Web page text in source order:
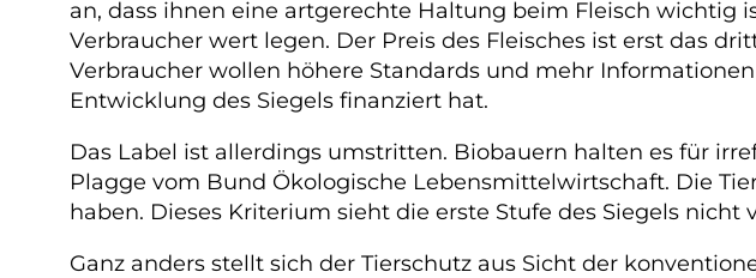
an, dass ihnen eine artgerechte Haltung beim Fleisch wichtig
Verbraucher wert legen. Der Preis des Fleisches ist erst das
Verbraucher wollen höhere Standards und mehr
Entwicklung des Siegels finanziert hat.
Das Label ist allerdings umstritten. Biobauern halten es für
Plagge vom Bund Ökologische Lebensmittelwirtschaft. Die
haben. Dieses Kriterium sieht die erste Stufe des Siegels
Ganz anders stellt sich der Tierschutz aus Sicht der